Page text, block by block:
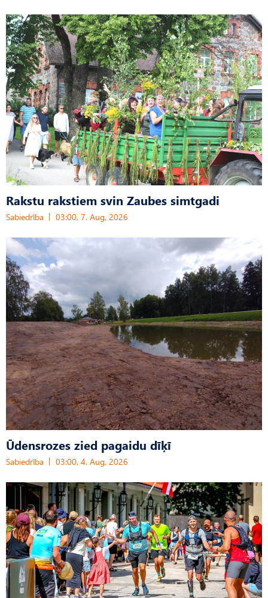
Rakstu rakstiem svin Zaubes simtgadi
Sabiedrība 03:00, 7. Aug, 2026
Ūdensrozes zied pagaidu dīķī
Sabiedrība 03:00, 4. Aug, 2026